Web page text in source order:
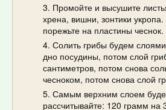
Промойте и высушите
хрена, вишни, зонтики укропа.
порежьте на пластины чеснок.
Солить грибы будем
дно посудины, потом слой
сантиметров, потом снова
чесноком, потом снова слой
Самым верхним слоем
рассчитывайте: 120 грамм на